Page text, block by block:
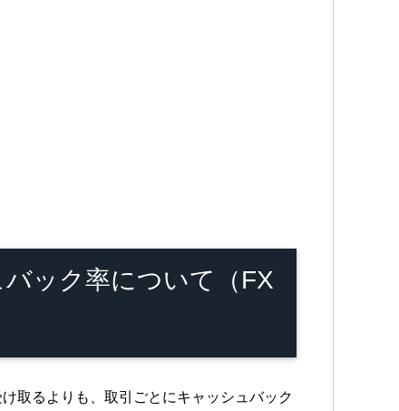
ック率について（FX
取るよりも、取引ごとにキャッシュバック